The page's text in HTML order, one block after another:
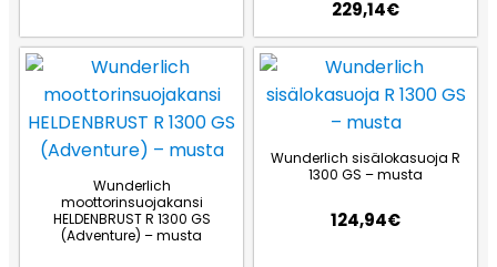
229,14€
Wunderlich
moottorinsuojakansi
HELDENBRUST R 1300 GS
(Adventure) – musta
Wunderlich sisälokasuoja R
1300 GS – musta
124,94€